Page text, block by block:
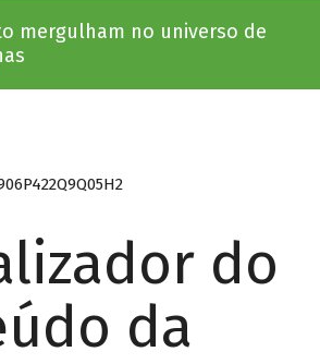
mergulham no universo de
do
da